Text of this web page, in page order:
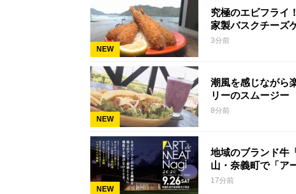
NEW
究極のエビフライ
家製バスクチーズ
3分前
NEW
潮風を感じながら
リーのスムージー
8分前
NEW
地域のブランド牛
山・奈義町で「ア
17分前